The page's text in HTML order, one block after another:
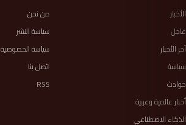
الأخبار
عاجل
آخر الأخبار
سياسة
حوادث
أخبار عالمية وعربية
الذكاء الاصطناعي
من نحن
سياسة النشر
سياسة الخصوصية
اتصل بنا
RSS